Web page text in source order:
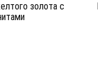
золота c